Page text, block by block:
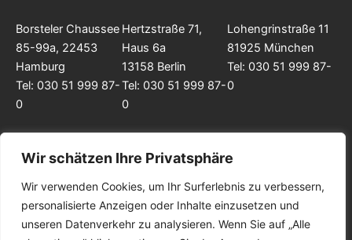
Wir schätzen Ihre Privatsphäre
Wir verwenden Cookies, um Ihr Surferlebnis zu verbessern,
personalisierte Anzeigen oder Inhalte einzusetzen und
unseren Datenverkehr zu analysieren. Wenn Sie auf „Alle
Borsteler Chaussee
85-99a, 22453
Hamburg
Tel: 030 51 999 87-
0
Hertzstraße 71,
Haus 6a
13158 Berlin
Tel: 030 51 999 87-
0
Lohengrinstraße 11
81925 München
Tel: 030 51 999 87-
0
Glossar
Kontakt
Impressum Datenschutz